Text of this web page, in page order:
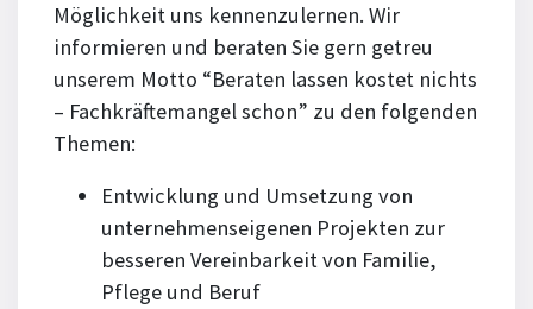
Möglichkeit uns kennenzulernen. Wir
informieren und beraten Sie gern getreu
unserem Motto “Beraten lassen kostet nichts
– Fachkräftemangel schon” zu den folgenden
Themen:
Entwicklung und Umsetzung von
unternehmenseigenen Projekten zur
besseren Vereinbarkeit von Familie,
Pflege und Beruf